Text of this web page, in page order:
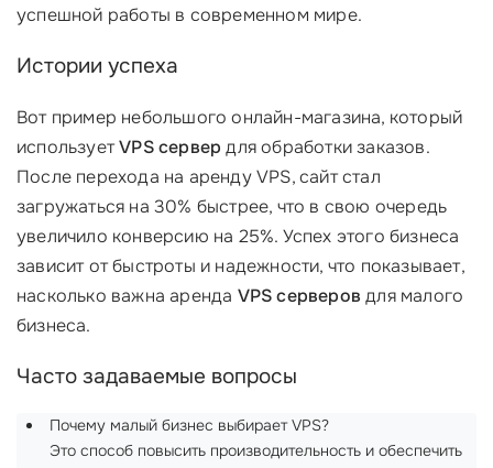
успешной работы в современном мире.
Истории успеха
Вот пример небольшого онлайн-магазина, который
используетVPS сервер для обработки заказов.
После перехода на аренду VPS, сайт стал
загружаться на 30% быстрее, что в свою очередь
увеличило конверсию на 25%. Успех этого бизнеса
зависит от быстроты и надежности, что показывает,
насколько важна аренда VPS серверов для малого
бизнеса.
Часто задаваемые вопросы
Почему малый бизнес выбирает VPS?
Это способ повысить производительность и обеспечить